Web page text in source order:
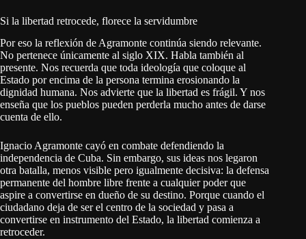
Si la libertad retrocede, florece la servidumbre
Por eso la reflexión de Agramonte continúa siendo relevante.
No pertenece únicamente al siglo XIX. Habla también al
presente. Nos recuerda que toda ideología que coloque al
Estado por encima de la persona termina erosionando la
dignidad humana. Nos advierte que la libertad es frágil. Y nos
enseña que los pueblos pueden perderla mucho antes de darse
cuenta de ello.
Ignacio Agramonte cayó en combate defendiendo la
independencia de Cuba. Sin embargo, sus ideas nos legaron
otra batalla, menos visible pero igualmente decisiva: la defensa
permanente del hombre libre frente a cualquier poder que
aspire a convertirse en dueño de su destino. Porque cuando el
ciudadano deja de ser el centro de la sociedad y pasa a
convertirse en instrumento del Estado, la libertad comienza a
retroceder.